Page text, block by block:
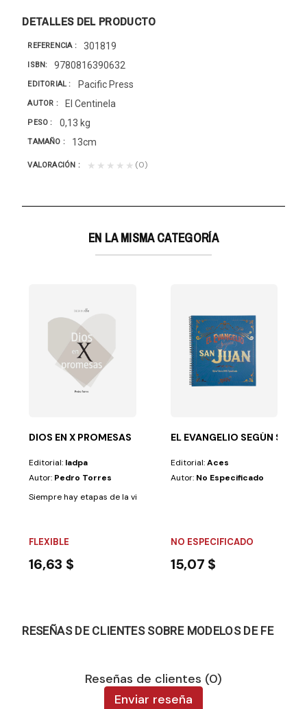
DETALLES DEL PRODUCTO
REFERENCIA 301819
ISBN 9780816390632
EDITORIAL Pacific Press
AUTOR El Centinela
PESO 0,13 kg
TAMAÑO 13cm
VALORACIÓN ★★★★★ (0)
EN LA MISMA CATEGORÍA
BÍBLICOS
el interés adventista en las Escrituras como...
DIOS EN X PROMESAS
Editorial: Iadpa
Autor: Pedro Torres
Siempre hay etapas de la vida en las que uno se pregunta:¿Y si Dios no
FLEXIBLE
16,63 $
EL EVANGELIO SEGÚN SAN
Editorial:Aces
Autor: No Especificado
NO ESPECIFICADO
15,07 $
RESEÑAS DE CLIENTES SOBRE MODELOS DE FE
Reseñas de clientes (0)
Enviar reseña